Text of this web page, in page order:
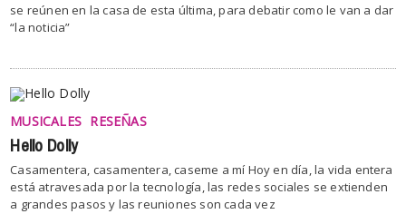
se reúnen en la casa de esta última, para debatir como le van a dar
“la noticia”
MUSICALES RESEÑAS
Hello Dolly
Casamentera, casamentera, caseme a mí Hoy en día, la vida entera
está atravesada por la tecnología, las redes sociales se extienden
a grandes pasos y las reuniones son cada vez